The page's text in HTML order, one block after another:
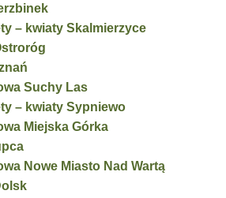
– kwiaty Skalmierzyce
Suchy Las
– kwiaty Sypniewo
Miejska Górka
Nowe Miasto Nad Wartą